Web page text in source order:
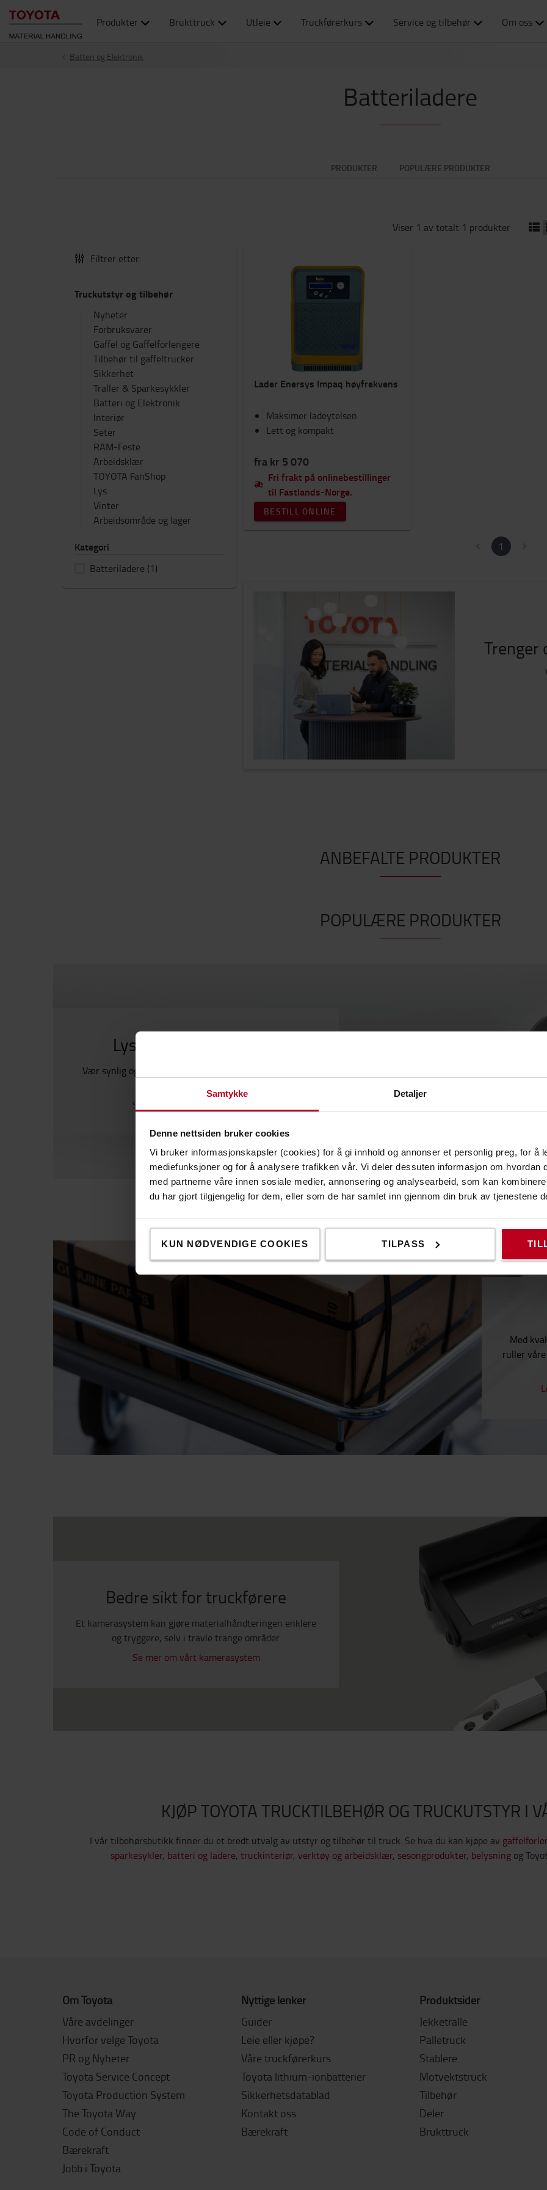
Samtykke Detaljer
Denne nettsiden bruker cookies
Vi bruker informasjonskapsler (cookies) for å gi innhold og annonser et personlig preg, for å
mediefunksjoner og for å analysere trafikken vår. Vi deler dessuten informasjon om hvordan
med partnerne våre innen sosiale medier, annonsering og analysearbeid, som kan
du har gjort tilgjengelig for dem, eller som de har samlet inn gjennom din bruk av tjenestene
KUN NØDVENDIGE COOKIES TILPASS
Produkter Brukttruck Utleie Truckførerkurs Service og tilbehør Om oss
Batteri og Elektronik
Batteriladere
PRODUKTER POPULÆRE PRODUKTER
Filtrer etter:
Truckutstyr og tilbehør
Nyheter
Forbruksvarer
Gaffel og Gaffelforlengere
Tilbehør til gaffeltrucker
Sikkerhet
Traller & Sparkesykkler
Batteri og Elektronik
Interiør
Seter
RAM-Feste
Arbeidsklær
TOYOTA FanShop
Lys
Vinter
Arbeidsområde og lager
Kategori
Batteriladere (1)
Viser 1 av totalt 1 produkter
Lader Enersys Impaq høyfrekvens
Maksimer ladeytelsen
Lett og kompakt
fra kr 5 070
Fri frakt på onlinebestillinger
til Fastlands-Norge.
BESTILL ONLINE
1
Trenger
ANBEFALTE PRODUKTER
POPULÆRE PRODUKTER
Lys opp arbeidsplassen
Vær synlig og forbedre sikkerheten med våre løsninger
Se vårt utvalg innen belysning
Med
ruller
Bedre sikt for truckførere
Et kamerasystem kan gjøre materialhåndteringen enklere
og tryggere, selv i travle trange områder.
Se mer om vårt kamerasystem
KJØP TOYOTA TRUCKTILBEHØR OG TRUCKUTSTYR I
I vår tilbehørsbutikk finner du et bredt utvalg av utstyr og tilbehør til truck. Se hva du kan kjøpe av
sparkesykler, batteri og ladere, truckinteriør, verktøy og arbeidsklær, sesongprodukter, belysningog
Om Toyota
Våre avdelinger
Hvorfor velge Toyota
PR og Nyheter
Toyota Service Concept
Toyota Production System
The Toyota Way
Code of Conduct
Bærekraft
Jobb i Toyota
Nyttige lenker
Guider
Leie eller kjøpe?
Våre truckførerkurs
Toyota lithium-ionbatterier
Sikkerhetsdatablad
Kontakt oss
Bærekraft
Produktsider
Jekketralle
Palletruck
Stablere
Motvektstruck
Tilbehør
Deler
Brukttruck